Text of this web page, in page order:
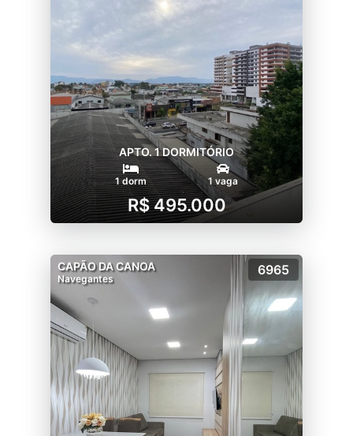
APTO. 1 DORMITÓRIO
1 dorm 1 vaga
R$ 495.000
CAPÃO DA CANOA
Navegantes
6965